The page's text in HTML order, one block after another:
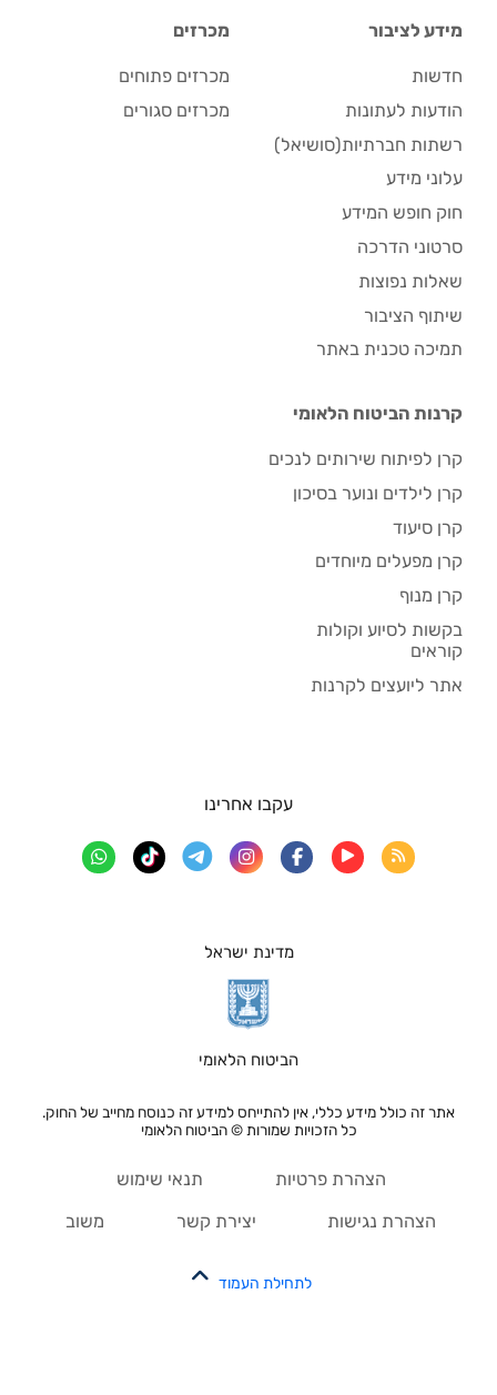
מידע לציבור
חדשות
הודעות לעתונות
רשתות חברתיות(סושיאל)
עלוני מידע
חוק חופש המידע
סרטוני הדרכה
שאלות נפוצות
שיתוף הציבור
תמיכה טכנית באתר
מכרזים
מכרזים פתוחים
מכרזים סגורים
קרנות הביטוח הלאומי
קרן לפיתוח שירותים לנכים
קרן לילדים ונוער בסיכון
קרן סיעוד
קרן מפעלים מיוחדים
קרן מנוף
בקשות לסיוע וקולות
קוראים
אתר ליועצים לקרנות
מדינת ישראל
הביטוח הלאומי
אתר זה כולל מידע כללי, אין להתייחס למידע זה כנוסח מחייב של החוק.
כל הזכויות שמורות © הביטוח הלאומי
עקבו אחרינו
הצהרת פרטיות תנאי שימוש
הצהרת נגישות יצירת קשר משוב
לתחילת העמוד